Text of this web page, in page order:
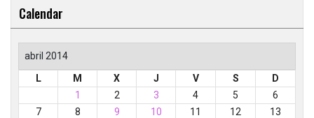
Calendar
abril 2014
L
M X J V S
D
1
2 3 4 5
6
7
8 9 10 11 12
13